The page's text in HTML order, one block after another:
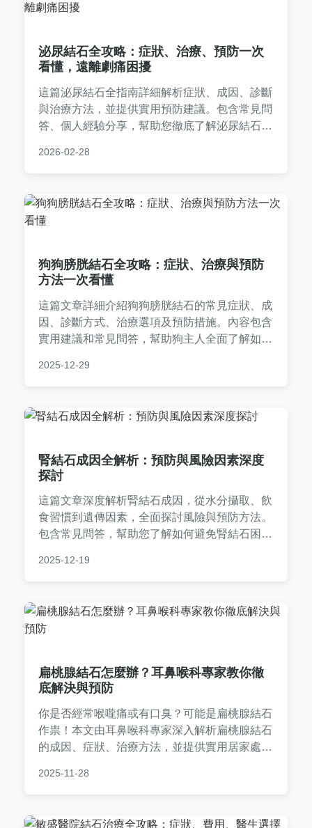
泌尿結石全攻略：症狀、治療、預防一次
看懂，遠離劇痛困擾
這篇泌尿結石全指南詳細解析症狀、成因、診斷
與治療方法，並提供實用預防建議。包含常見問
答、個人經驗分享，幫助您徹底了解泌尿結石，
2026-02-28
狗狗膀胱結石全攻略：症狀、治療與預防
方法一次看懂
這篇文章詳細介紹狗狗膀胱結石的常見症狀、成
因、診斷方式、治療選項及預防措施。內容包含
實用建議和常見問答，幫助狗主人全面了解如何
擇，提供完整指南。
2025-12-29
腎結石成因全解析：預防與風險因素深度
探討
這篇文章深度解析腎結石成因，從水分攝取、飲
食習慣到遺傳因素，全面探討風險與預防方法。
包含常見問答，幫助您了解如何避免腎結石困
讀。
2025-12-19
扁桃腺結石怎麼辦？耳鼻喉科專家教你徹
底解決與預防
你是否經常喉嚨痛或有口臭？可能是扁桃腺結石
作祟！本文由耳鼻喉科專家深入解析扁桃腺結石
的成因、症狀、治療方法，並提供實用居家處理
2025-11-28